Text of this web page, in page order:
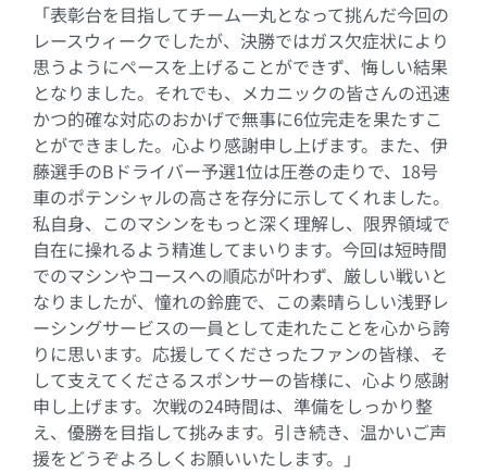
「表彰台を目指してチーム一丸となって挑んだ今回の
レースウィークでしたが、決勝ではガス欠症状により
思うようにペースを上げることができず、悔しい結果
となりました。それでも、メカニックの皆さんの迅速
かつ的確な対応のおかげで無事に6位完走を果たすこ
とができました。心より感謝申し上げます。また、伊
藤選手のB ドライバー予選1位は圧巻の走りで、 18号
車のポテンシャルの高さを存分に示してくれました。
私自身、このマシンをもっと深く理解し、限界領域で
自在に操れるよう精進してまいります。今回は短時間
でのマシンやコースへの順応が叶わず、厳しい戦いと
なりましたが、憧れの鈴鹿で、この素晴らしい浅野レ
ーシングサービスの一員として走れたことを心から誇
りに思います。応援してくださったファンの皆様、そ
して支えてくださるスポンサーの皆様に、心より感謝
申し上げます。次戦の24時間は、準備をしっかり整
え、優勝を目指して挑みます。引き続き、温かいご声
援をどうぞよろしくお願いいたします。」